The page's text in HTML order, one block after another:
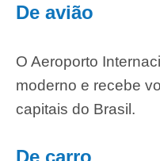
De avião
O Aeroporto
moderno e recebe
capitais do Brasil.
De carro